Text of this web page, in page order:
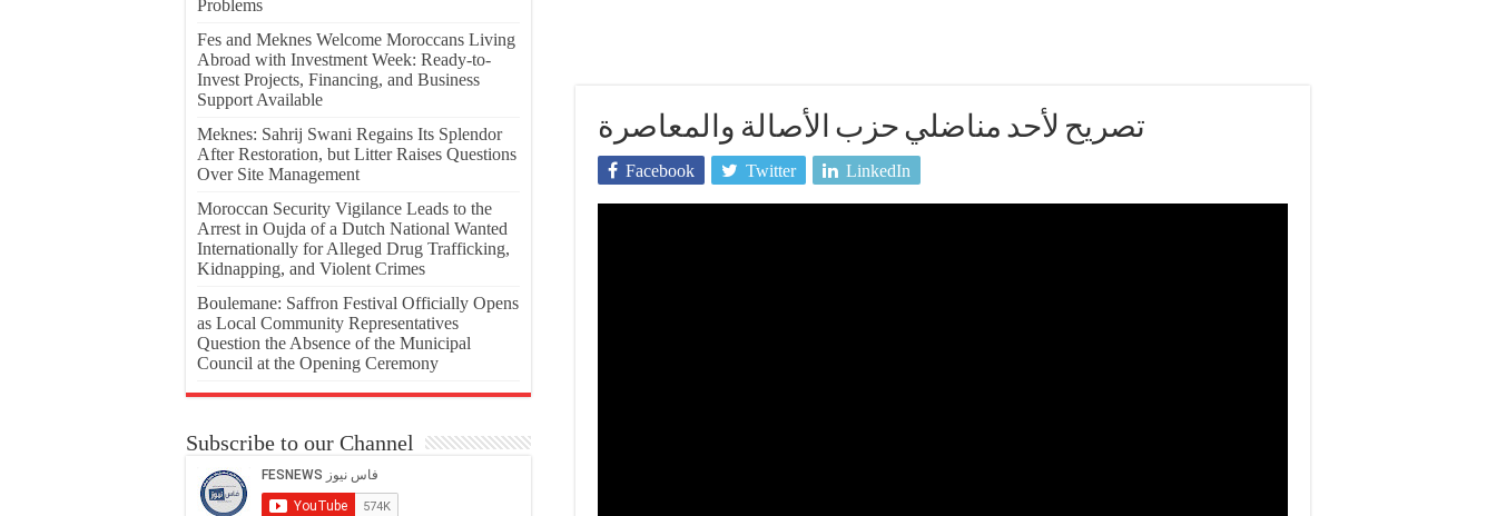
تصريح لأحد مناضلي حزب الأصالة والمعاصرة
Facebook Twitter LinkedIn
Problems
Fes and Meknes Welcome Moroccans Living
Abroad with Investment Week: Ready-to-
Invest Projects, Financing, and Business
Support Available
Meknes: Sahrij Swani Regains Its Splendor
After Restoration, but Litter Raises Questions
Over Site Management
Moroccan Security Vigilance Leads to the
Arrest in Oujda of a Dutch National Wanted
Internationally for Alleged Drug Trafficking,
Kidnapping, and Violent Crimes
Boulemane: Saffron Festival Officially Opens
as Local Community Representatives
Question the Absence of the Municipal
Council at the Opening Ceremony
Subscribe to our Channel